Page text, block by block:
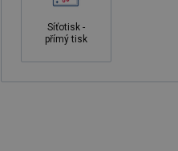
Síťotisk -
přímý tisk